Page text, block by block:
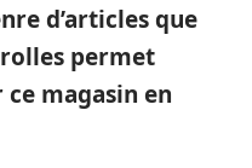
d’articles que
permet
ce magasin en